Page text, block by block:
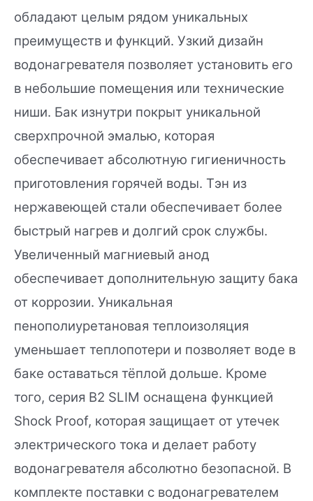
обладают целым рядом уникальных
преимуществ и функций. Узкий дизайн
водонагревателя позволяет установить его
в небольшие помещения или технические
ниши. Бак изнутри покрыт уникальной
сверхпрочной эмалью, которая
обеспечивает абсолютную гигиеничность
приготовления горячей воды. Тэн из
нержавеющей стали обеспечивает более
быстрый нагрев и долгий срок службы.
Увеличенный магниевый анод
обеспечивает дополнительную защиту бака
от коррозии. Уникальная
пенополиуретановая теплоизоляция
уменьшает теплопотери и позволяет воде в
баке оставаться тёплой дольше. Кроме
того, серия B2 SLIM оснащена функцией
Shock Proof, которая защищает от утечек
электрического тока и делает работу
водонагревателя абсолютно безопасной. В
комплекте поставки с водонагревателем